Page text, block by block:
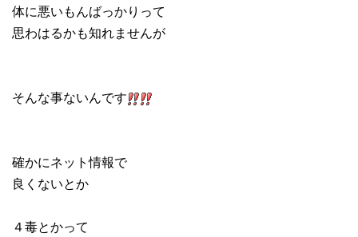
体に悪いもんばっかりって
思わはるかも知れませんが
そんな事ないんです
確かにネット情報で
良くないとか
４毒とかって